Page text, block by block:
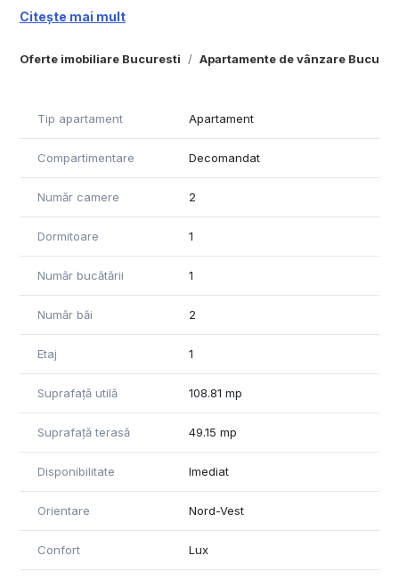
Oferte imobiliare Bucuresti Apartamente de vânzare
Bucuresti.
Cu loc de parcare subteran inclus in pretul vanzarii, foate
Disponibil din 1 iulie 2026.
0743108088, 24 ore din 24 ore.
Citește mai mult
Tip apartament Apartament
Compartimentare Decomandat
Număr camere 2
Dormitoare 1
Număr bucătării 1
Număr băi 2
Etaj 1
Suprafață utilă 108.81 mp
Suprafață terasă 49.15 mp
Disponibilitate Imediat
Orientare Nord-Vest
Confort Lux